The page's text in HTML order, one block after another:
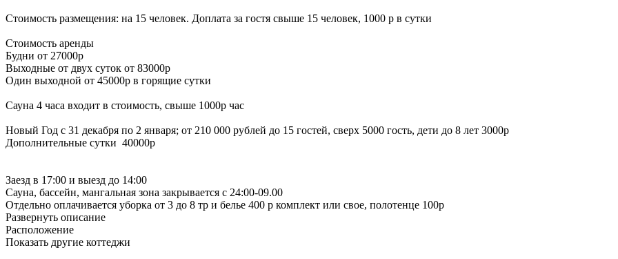
Стоимость размещения: на 15 человек. Доплата за гостя свыше 15 человек, 1000 р в сутки
Стоимость аренды
Будни от 27000р
Выходные от двух суток от 83000р
Один выходной от 45000р в горящие сутки
Сауна 4 часа входит в стоимость, свыше 1000р час
Новый Год с 31 декабря по 2 января; от 210 000 рублей до 15 гостей, сверх 5000 гость, дети до 8 лет 3000р
Дополнительные сутки 40000р
Заезд в 17:00 и выезд до 14:00
Сауна, бассейн, мангальная зона закрывается с 24:00-09.00
Отдельно оплачивается уборка от 3 до 8 тр и белье 400 р комплект или свое, полотенце 100р
Развернуть описание
Расположение
Показать другие коттеджи